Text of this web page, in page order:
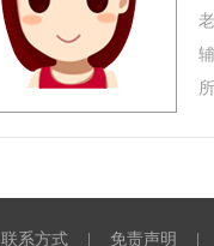
联系方式 免责声明